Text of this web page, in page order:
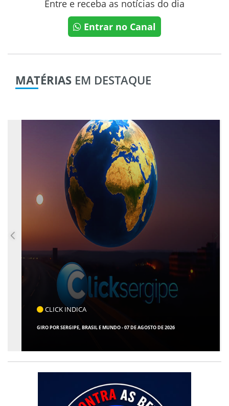
Entre e receba as notícias do dia
Entrar no Canal
MATÉRIAS EM DESTAQUE
CLICK INDICA
GIRO POR SERGIPE, BRASIL E MUNDO - 07 DE AGOSTO DE 2026